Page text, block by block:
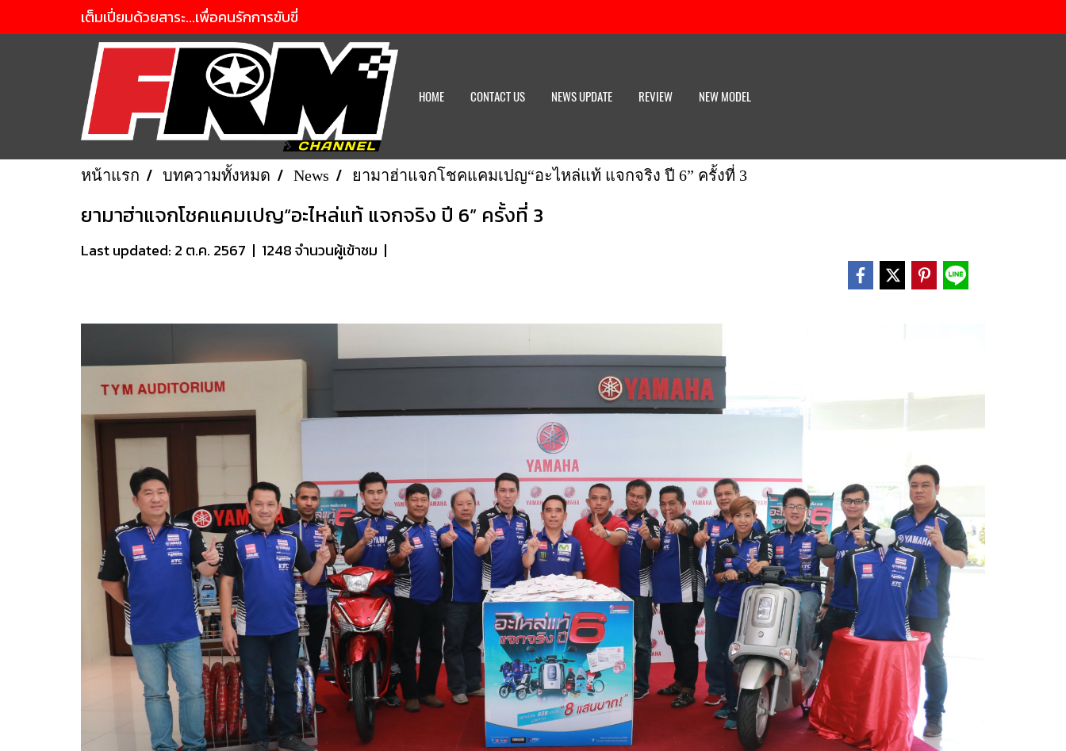
เต็มเปี่ยมด้วยสาระ...เพื่อคนรักการขับขี่
HOME CONTACT US NEWS UPDATE REVIEW NEW MODEL
หน้าแรก บทความทั้งหมด News ยามาฮ่าแจกโชคแคมเปญ“อะไหล่แท้ แจกจริง ปี 6” ครั้งที่ 3
ยามาฮ่าแจกโชคแคมเปญ“อะไหล่แท้ แจกจริง ปี 6” ครั้งที่ 3
Last updated: 2 ต.ค. 2567 | 1248 จำนวนผู้เข้าชม |